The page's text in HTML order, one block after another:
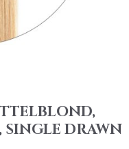
DRAWN